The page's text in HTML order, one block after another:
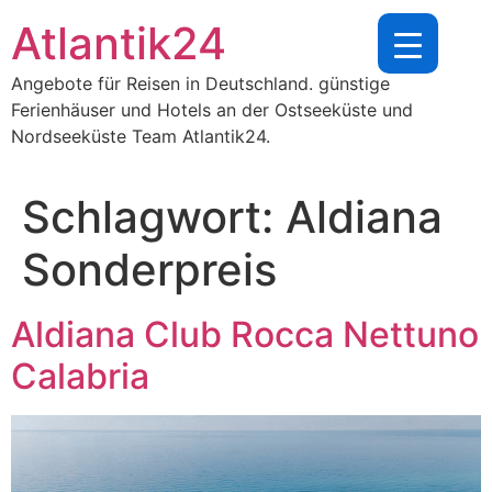
Inhalt
springen
Atlantik24
Angebote für Reisen in Deutschland. günstige
Ferienhäuser und Hotels an der Ostseeküste und
Nordseeküste Team Atlantik24.
Schlagwort: Aldiana
Sonderpreis
Aldiana Club Rocca Nettuno
Calabria